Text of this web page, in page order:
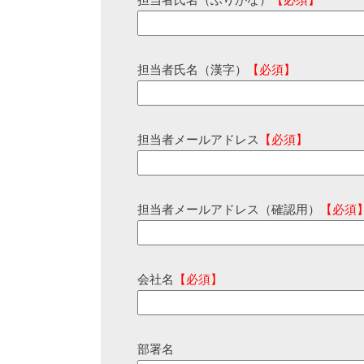
担当者氏名（漢字） 【必須】
担当者メールアドレス 【必須】
担当者メールアドレス（確認用） 【必須
会社名 【必須】
部署名